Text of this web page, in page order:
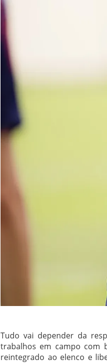
Tudo vai depender da
trabalhos em campo com
reintegrado ao elenco e